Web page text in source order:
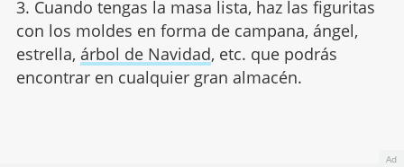
3. Cuando tengas la masa lista, haz las figuritas
con los moldes en forma de campana, ángel,
estrella, árbol de Navidad, etc. que podrás
encontrar en cualquier gran almacén.
Ad